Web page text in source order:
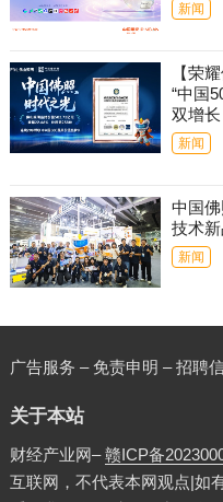
新闻
【荣
“中国
双增长
新闻
中国
技术
新闻
广告服务 – 免责申明 – 招聘
关于本站
财经产业网–赣ICP备
互联网，不代表本网观点|如